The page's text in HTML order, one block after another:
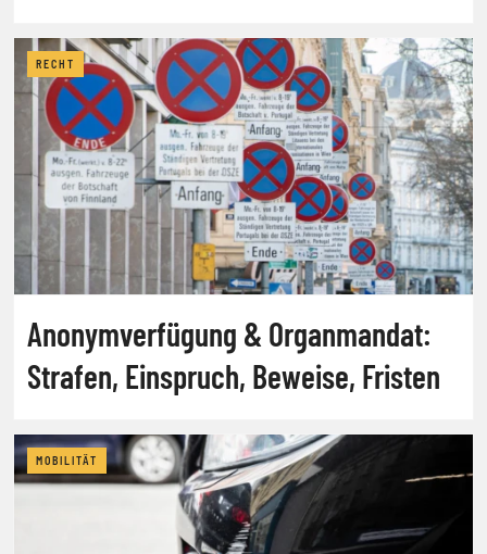
RECHT
Anonymverfügung & Organmandat:
Strafen, Einspruch, Beweise, Fristen
MOBILITÄT